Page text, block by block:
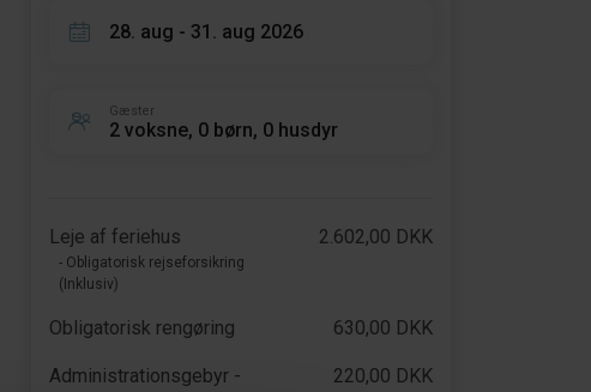
28. aug - 31. aug 2026
Gæster
2 voksne, 0 børn, 0 husdyr
Leje af feriehus
- Obligatorisk rejseforsikring
(Inklusiv)
2.602,00 DKK
Obligatorisk rengøring 630,00 DKK
Administrationsgebyr -
220,00 DKK